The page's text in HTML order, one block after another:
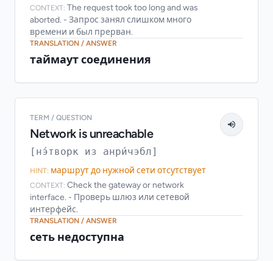
CONTEXT: The request took too long and was
aborted. - Запрос занял слишком много
времени и был прерван.
TRANSLATION / ANSWER
таймаут соединения
TERM / QUESTION
Network is unreachable
[нэ́творк из анри́чэбл]
HINT: маршрут до нужной сети отсутствует
CONTEXT: Check the gateway or network
interface. - Проверь шлюз или сетевой
интерфейс.
TRANSLATION / ANSWER
сеть недоступна